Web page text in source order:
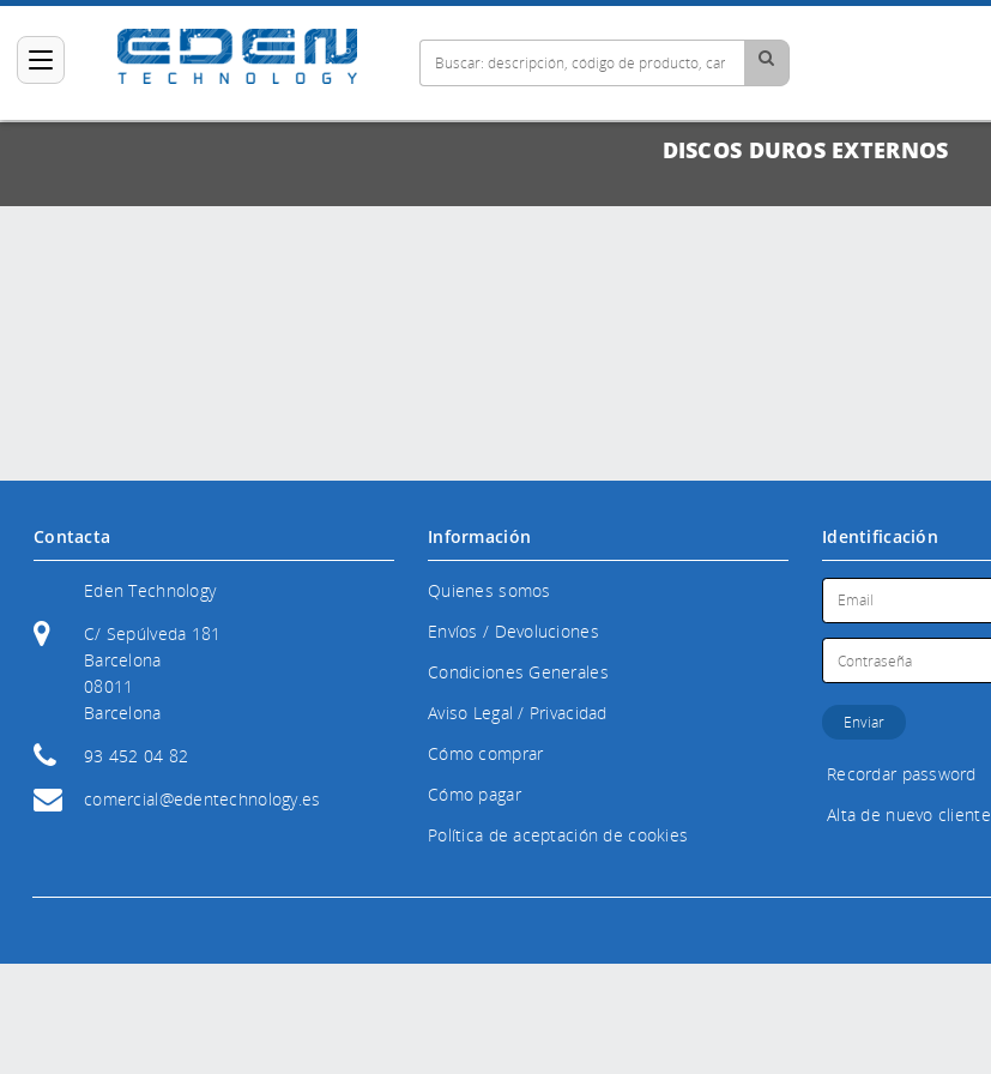
DISCOS DUROS EXTERNOS
Contacta
Eden Technology
C/ Sepúlveda 181
Barcelona
08011
Barcelona
93 452 04 82
comercial@edentechnology.es
Información
Quienes somos
Envíos / Devoluciones
Condiciones Generales
Aviso Legal / Privacidad
Cómo comprar
Cómo pagar
Política de aceptación de cookies
Identificación
Recordar password
Alta de nuevo cliente